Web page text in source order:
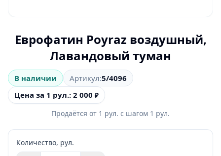
Еврофатин Poyraz воздушный,
Лавандовый туман
В наличии Артикул:5/4096
Цена за 1 рул.: 2 000 ₽
Продаётся от 1 рул. с шагом 1 рул.
Количество, рул.